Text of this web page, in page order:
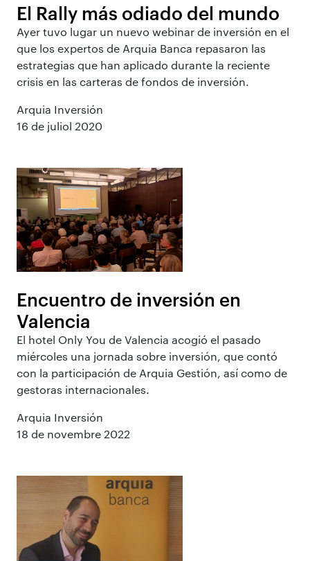
El Rally más odiado del mundo
Ayer tuvo lugar un nuevo webinar de inversión en el
que los expertos de Arquia Banca repasaron las
estrategias que han aplicado durante la reciente
crisis en las carteras de fondos de inversión.
Arquia Inversión
16 de juliol 2020
Encuentro de inversión en
Valencia
El hotel Only You de Valencia acogió el pasado
miércoles una jornada sobre inversión, que contó
con la participación de Arquia Gestión, así como de
gestoras internacionales.
Arquia Inversión
18 de novembre 2022